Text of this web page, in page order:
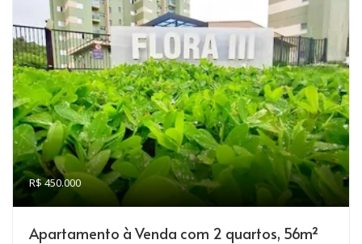
R$ 450.000
Apartamento à Venda com 2 quartos, 56m²